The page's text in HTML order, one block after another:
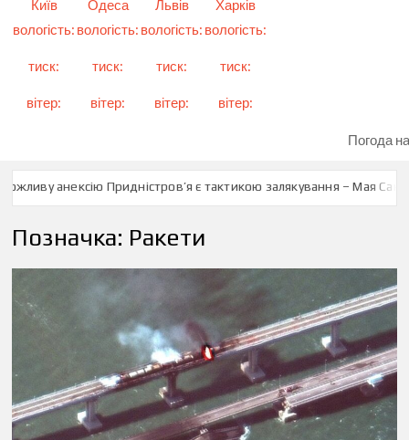
Київ
Одеса Львів
Харків
вологість:
тиск:
вітер:
вологість:
тиск:
вітер:
вологість:
тиск:
вітер:
вологість:
тиск:
вітер:
Погода
анексію Придністров’я є тактикою залякування – Мая Санду
Позначка: Ракети